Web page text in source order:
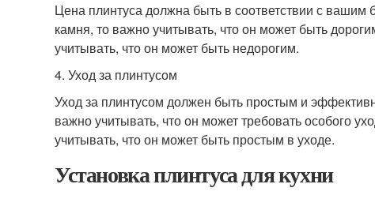
Цена плинтуса должна быть в соответствии с
камня, то важно учитывать, что он может быть
учитывать, что он может быть недорогим.
4. Уход за плинтусом
Уход за плинтусом должен быть простым и
важно учитывать, что он может требовать особого
учитывать, что он может быть простым в уходе.
Установка плинтуса для кухни